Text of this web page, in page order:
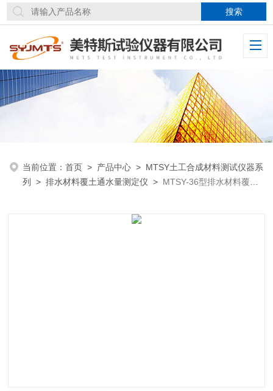
当前位置：首页 > 产品中心 > MTSY土工合成材料测试仪器系
列
>排水材料覆土通水量测定仪 > MTSY-36型排水材料覆土